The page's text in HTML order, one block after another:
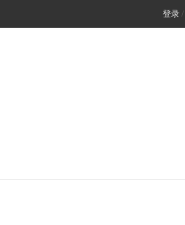
登录 /